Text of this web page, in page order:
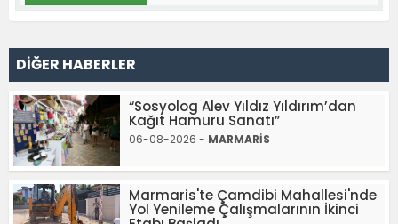
DİĞER HABERLER
“Sosyolog Alev Yıldız Yıldırım’dan
Kağıt Hamuru Sanatı”
06-08-2026 - MARMARİS
Marmaris'te Çamdibi Mahallesi'nde
Yol Yenileme Çalışmalarının İkinci